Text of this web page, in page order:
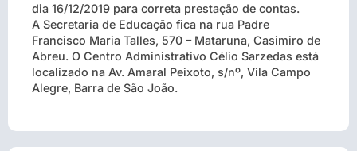
dia 16/12/2019 para correta prestação de contas.
A Secretaria de Educação fica na rua Padre
Francisco Maria Talles, 570 – Mataruna, Casimiro de
Abreu. O Centro Administrativo Célio Sarzedas está
localizado na Av. Amaral Peixoto, s/nº, Vila Campo
Alegre, Barra de São João.